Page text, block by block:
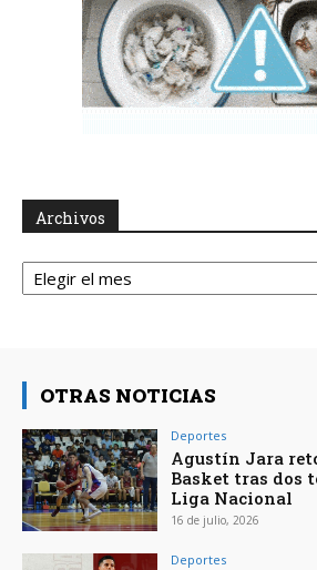
Archivos
Archivos
OTRAS NOTICIAS
Deportes
Agustín Jara
Basket tras dos
Liga Nacional
16 de julio, 2026
Deportes